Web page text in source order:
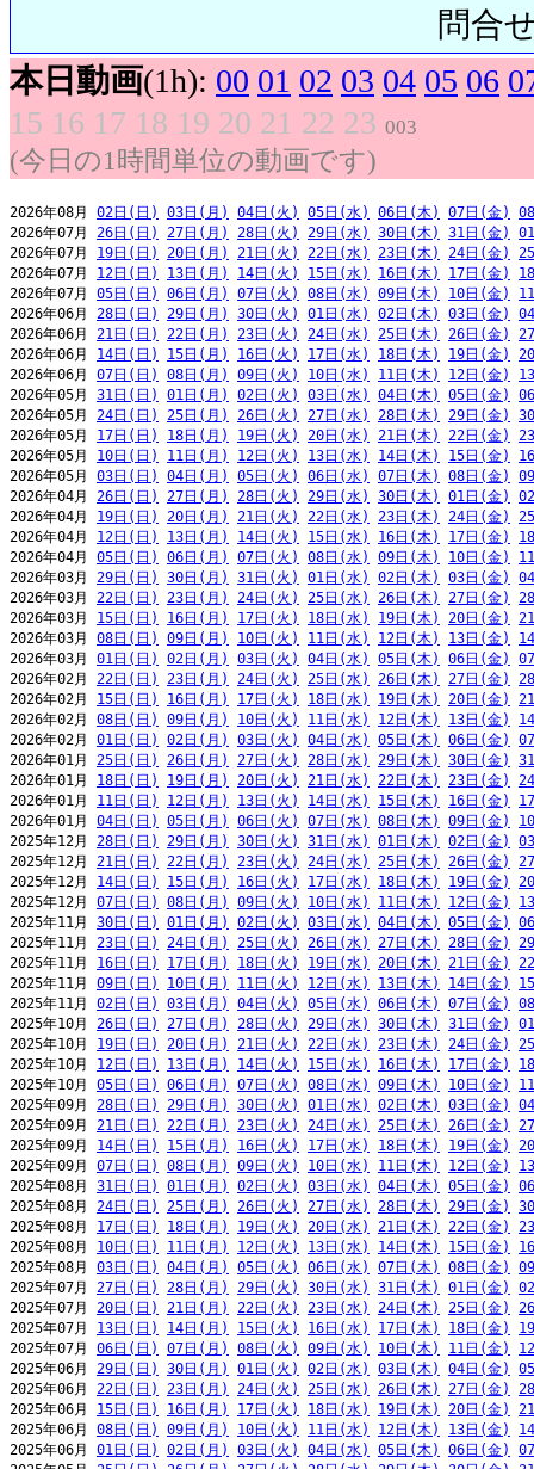
問合
本日動画(1h): 00 01 02 03 04 05 06
15 16 17 18 19 20 21 22 23 003
(今日の1時間単位の動画です)
2026年08月 02日(日) 03日(月) 04日(火) 05日(水) 06日(木) 07日(金)
2026年07月 26日(日) 27日(月) 28日(火) 29日(水) 30日(木) 31日(金)
2026年07月 19日(日) 20日(月) 21日(火) 22日(水) 23日(木) 24日(金)
2026年07月 12日(日) 13日(月) 14日(火) 15日(水) 16日(木) 17日(金)
2026年07月 05日(日) 06日(月) 07日(火) 08日(水) 09日(木) 10日(金)
2026年06月 28日(日) 29日(月) 30日(火) 01日(水) 02日(木) 03日(金)
2026年06月 21日(日) 22日(月) 23日(火) 24日(水) 25日(木) 26日(金)
2026年06月 14日(日) 15日(月) 16日(火) 17日(水) 18日(木) 19日(金)
2026年06月 07日(日) 08日(月) 09日(火) 10日(水) 11日(木) 12日(金)
2026年05月 31日(日) 01日(月) 02日(火) 03日(水) 04日(木) 05日(金)
2026年05月 24日(日) 25日(月) 26日(火) 27日(水) 28日(木) 29日(金)
2026年05月 17日(日) 18日(月) 19日(火) 20日(水) 21日(木) 22日(金)
2026年05月 10日(日) 11日(月) 12日(火) 13日(水) 14日(木) 15日(金)
2026年05月 03日(日) 04日(月) 05日(火) 06日(水) 07日(木) 08日(金)
2026年04月 26日(日) 27日(月) 28日(火) 29日(水) 30日(木) 01日(金)
2026年04月 19日(日) 20日(月) 21日(火) 22日(水) 23日(木) 24日(金)
2026年04月 12日(日) 13日(月) 14日(火) 15日(水) 16日(木) 17日(金)
2026年04月 05日(日) 06日(月) 07日(火) 08日(水) 09日(木) 10日(金)
2026年03月 29日(日) 30日(月) 31日(火) 01日(水) 02日(木) 03日(金)
2026年03月 22日(日) 23日(月) 24日(火) 25日(水) 26日(木) 27日(金)
2026年03月 15日(日) 16日(月) 17日(火) 18日(水) 19日(木) 20日(金)
2026年03月 08日(日) 09日(月) 10日(火) 11日(水) 12日(木) 13日(金)
2026年03月 01日(日) 02日(月) 03日(火) 04日(水) 05日(木) 06日(金)
2026年02月 22日(日) 23日(月) 24日(火) 25日(水) 26日(木) 27日(金)
2026年02月 15日(日) 16日(月) 17日(火) 18日(水) 19日(木) 20日(金)
2026年02月 08日(日) 09日(月) 10日(火) 11日(水) 12日(木) 13日(金)
2026年02月 01日(日) 02日(月) 03日(火) 04日(水) 05日(木) 06日(金)
2026年01月 25日(日) 26日(月) 27日(火) 28日(水) 29日(木) 30日(金)
2026年01月 18日(日) 19日(月) 20日(火) 21日(水) 22日(木) 23日(金)
2026年01月 11日(日) 12日(月) 13日(火) 14日(水) 15日(木) 16日(金)
2026年01月 04日(日) 05日(月) 06日(火) 07日(水) 08日(木) 09日(金)
2025年12月 28日(日) 29日(月) 30日(火) 31日(水) 01日(木) 02日(金)
2025年12月 21日(日) 22日(月) 23日(火) 24日(水) 25日(木) 26日(金)
2025年12月 14日(日) 15日(月) 16日(火) 17日(水) 18日(木) 19日(金)
2025年12月 07日(日) 08日(月) 09日(火) 10日(水) 11日(木) 12日(金)
2025年11月 30日(日) 01日(月) 02日(火) 03日(水) 04日(木) 05日(金)
2025年11月 23日(日) 24日(月) 25日(火) 26日(水) 27日(木) 28日(金)
2025年11月 16日(日) 17日(月) 18日(火) 19日(水) 20日(木) 21日(金)
2025年11月 09日(日) 10日(月) 11日(火) 12日(水) 13日(木) 14日(金)
2025年11月 02日(日) 03日(月) 04日(火) 05日(水) 06日(木) 07日(金)
2025年10月 26日(日) 27日(月) 28日(火) 29日(水) 30日(木) 31日(金)
2025年10月 19日(日) 20日(月) 21日(火) 22日(水) 23日(木) 24日(金)
2025年10月 12日(日) 13日(月) 14日(火) 15日(水) 16日(木) 17日(金)
2025年10月 05日(日) 06日(月) 07日(火) 08日(水) 09日(木) 10日(金)
2025年09月 28日(日) 29日(月) 30日(火) 01日(水) 02日(木) 03日(金)
2025年09月 21日(日) 22日(月) 23日(火) 24日(水) 25日(木) 26日(金)
2025年09月 14日(日) 15日(月) 16日(火) 17日(水) 18日(木) 19日(金)
2025年09月 07日(日) 08日(月) 09日(火) 10日(水) 11日(木) 12日(金)
2025年08月 31日(日) 01日(月) 02日(火) 03日(水) 04日(木) 05日(金)
2025年08月 24日(日) 25日(月) 26日(火) 27日(水) 28日(木) 29日(金)
2025年08月 17日(日) 18日(月) 19日(火) 20日(水) 21日(木) 22日(金)
2025年08月 10日(日) 11日(月) 12日(火) 13日(水) 14日(木) 15日(金)
2025年08月 03日(日) 04日(月) 05日(火) 06日(水) 07日(木) 08日(金)
2025年07月 27日(日) 28日(月) 29日(火) 30日(水) 31日(木) 01日(金)
2025年07月 20日(日) 21日(月) 22日(火) 23日(水) 24日(木) 25日(金)
2025年07月 13日(日) 14日(月) 15日(火) 16日(水) 17日(木) 18日(金)
2025年07月 06日(日) 07日(月) 08日(火) 09日(水) 10日(木) 11日(金)
2025年06月 29日(日) 30日(月) 01日(火) 02日(水) 03日(木) 04日(金)
2025年06月 22日(日) 23日(月) 24日(火) 25日(水) 26日(木) 27日(金)
2025年06月 15日(日) 16日(月) 17日(火) 18日(水) 19日(木) 20日(金)
2025年06月 08日(日) 09日(月) 10日(火) 11日(水) 12日(木) 13日(金)
2025年06月 01日(日) 02日(月) 03日(火) 04日(水) 05日(木) 06日(金)